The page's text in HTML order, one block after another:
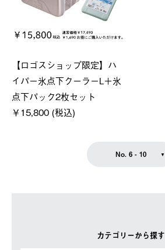
カテゴリーから探す
【ロゴスショップ限定】ハ
イパー氷点下クーラーL＋氷
点下パック2枚セット
￥15,800 (税込)
No. 6 - 10